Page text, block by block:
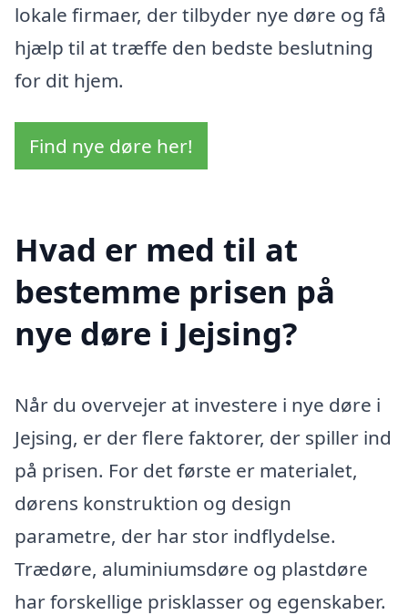
lokale firmaer, der tilbyder nye døre og få
hjælp til at træffe den bedste beslutning
for dit hjem.
Find nye døre her!
Hvad er med til at
bestemme prisen på
nye døre i Jejsing?
Når du overvejer at investere i nye døre i
Jejsing, er der flere faktorer, der spiller ind
på prisen. For det første er materialet,
dørens konstruktion og design
parametre, der har stor indflydelse.
Trædøre, aluminiumsdøre og plastdøre
har forskellige prisklasser og egenskaber.